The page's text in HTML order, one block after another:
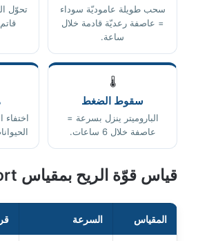
سحب طويلة عاموديّة سوداء
= عاصفة رعديّة قادمة خلال
ساعة.
تحوّل
🌡️
سقوط الضغط
الباروميتر ينزل بسرعة =
عاصفة خلال 6 ساعات.
اختفاء
قياس قوّة الريح بمقياس Beaufort
المقياس السرعة